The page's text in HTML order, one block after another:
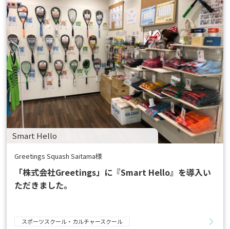
Smart Hello
Greetings Squash Saitama様
「株式会社Greetings」に『Smart Hello』を導入い
ただきました。
スポーツスクール・カルチャースクール